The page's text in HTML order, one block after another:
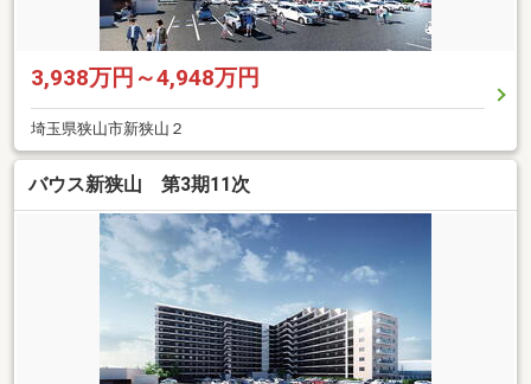
3,938万円～4,948万円
埼玉県狭山市新狭山２
バウス新狭山 第3期11次